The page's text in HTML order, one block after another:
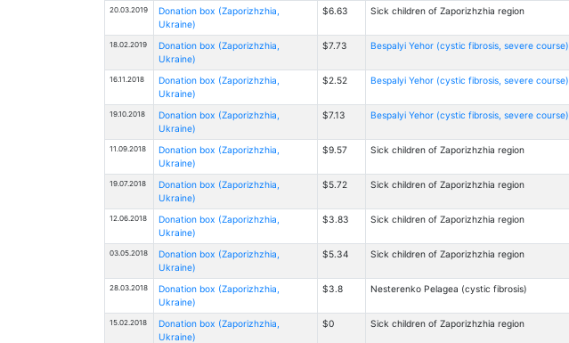
20.03.2019
Donation box (Zaporizhzhia,
Ukraine)
$6.63 Sick children of Zaporizhzhia region
18.02.2019
Donation box (Zaporizhzhia,
Ukraine)
$7.73 Bespalyi Yehor (cystic fibrosis, severe course)
16.11.2018
Donation box (Zaporizhzhia,
Ukraine)
$2.52 Bespalyi Yehor (cystic fibrosis, severe course)
19.10.2018
Donation box (Zaporizhzhia,
Ukraine)
$7.13 Bespalyi Yehor (cystic fibrosis, severe course)
11.09.2018
Donation box (Zaporizhzhia,
Ukraine)
$9.57 Sick children of Zaporizhzhia region
19.07.2018
Donation box (Zaporizhzhia,
Ukraine)
$5.72 Sick children of Zaporizhzhia region
12.06.2018
Donation box (Zaporizhzhia,
Ukraine)
$3.83 Sick children of Zaporizhzhia region
03.05.2018
Donation box (Zaporizhzhia,
Ukraine)
$5.34 Sick children of Zaporizhzhia region
28.03.2018
Donation box (Zaporizhzhia,
Ukraine)
$3.8 Nesterenko Pelagea (cystic fibrosis)
15.02.2018
Donation box (Zaporizhzhia,
Ukraine)
$0 Sick children of Zaporizhzhia region